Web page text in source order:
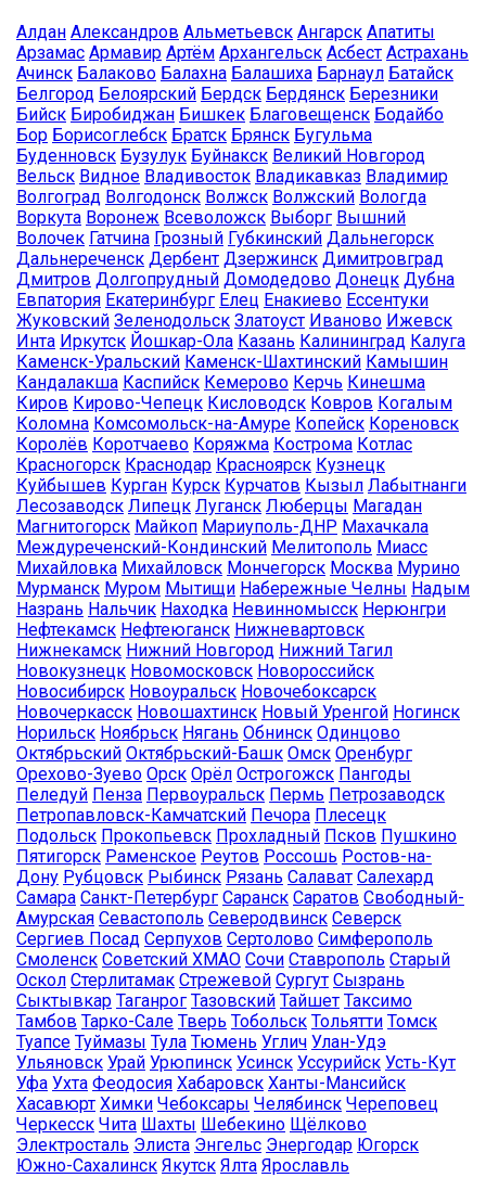
Алдан Александров Альметьевск Ангарск Апатиты
Арзамас Армавир Артём Архангельск Асбест Астрахань
Ачинск Балаково Балахна Балашиха Барнаул Батайск
Белгород Белоярский Бердск Бердянск Березники
Бийск Биробиджан Бишкек Благовещенск Бодайбо
Бор Борисоглебск Братск Брянск Бугульма
Буденновск Бузулук Буйнакск Великий Новгород
Вельск Видное Владивосток Владикавказ Владимир
Волгоград Волгодонск Волжск Волжский Вологда
Воркута Воронеж Всеволожск Выборг Вышний
Волочек Гатчина Грозный Губкинский Дальнегорск
Дальнереченск Дербент Дзержинск Димитровград
Дмитров Долгопрудный Домодедово Донецк Дубна
Евпатория Екатеринбург Елец Енакиево Ессентуки
Жуковский Зеленодольск Златоуст Иваново Ижевск
Инта Иркутск Йошкар-Ола Казань Калининград Калуга
Каменск-Уральский Каменск-Шахтинский Камышин
Кандалакша Каспийск Кемерово Керчь Кинешма
Киров Кирово-Чепецк Кисловодск Ковров Когалым
Коломна Комсомольск-на-Амуре Копейск Кореновск
Королёв Коротчаево Коряжма Кострома Котлас
Красногорск Краснодар Красноярск Кузнецк
Куйбышев Курган Курск Курчатов Кызыл Лабытнанги
Лесозаводск Липецк Луганск Люберцы Магадан
Магнитогорск Майкоп Мариуполь-ДНР Махачкала
Междуреченский-Кондинский Мелитополь Миасс
Михайловка Михайловск Мончегорск Москва Мурино
Мурманск Муром Мытищи Набережные Челны Надым
Назрань Нальчик Находка Невинномысск Нерюнгри
Нефтекамск Нефтеюганск Нижневартовск
Нижнекамск Нижний Новгород Нижний Тагил
Новокузнецк Новомосковск Новороссийск
Новосибирск Новоуральск Новочебоксарск
Новочеркасск Новошахтинск Новый Уренгой Ногинск
Норильск Ноябрьск Нягань Обнинск Одинцово
Октябрьский Октябрьский-Башк Омск Оренбург
Орехово-Зуево Орск Орёл Острогожск Пангоды
Пеледуй Пенза Первоуральск Пермь Петрозаводск
Петропавловск-Камчатский Печора Плесецк
Подольск Прокопьевск Прохладный Псков Пушкино
Пятигорск Раменское Реутов Россошь Ростов-на-
Дону Рубцовск Рыбинск Рязань Салават Салехард
Самара Санкт-Петербург Саранск Саратов Свободный-
Амурская Севастополь Северодвинск Северск
Сергиев Посад Серпухов Сертолово Симферополь
Смоленск Советский ХМАО Сочи Ставрополь Старый
Оскол Стерлитамак Стрежевой Сургут Сызрань
Сыктывкар Таганрог Тазовский Тайшет Таксимо
Тамбов Тарко-Сале Тверь Тобольск Тольятти Томск
Туапсе Туймазы Тула Тюмень Углич Улан-Удэ
Ульяновск Урай Урюпинск Усинск Уссурийск Усть-Кут
Уфа Ухта Феодосия Хабаровск Ханты-Мансийск
Хасавюрт Химки Чебоксары Челябинск Череповец
Черкесск Чита Шахты Шебекино Щёлково
Электросталь Элиста Энгельс Энергодар Югорск
Южно-Сахалинск Якутск Ялта Ярославль